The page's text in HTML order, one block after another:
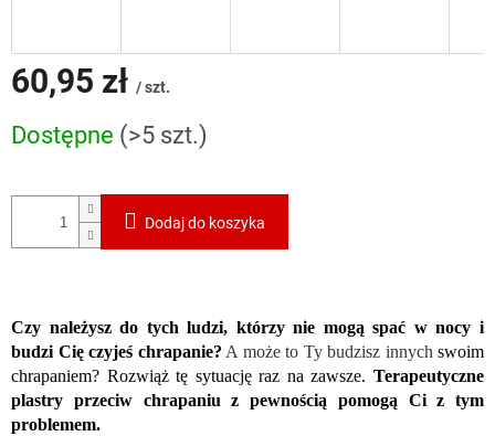
60,95 zł / szt.
jednostkowa:
Dostępne (>5 szt.)
Dodaj do koszyka
Czy należysz do tych ludzi, którzy nie mogą spać w nocy i
budzi Cię czyjeś chrapanie? A może to Ty budzisz innych swoim
chrapaniem? Rozwiąż tę sytuację raz na zawsze. Terapeutyczne
plastry przeciw chrapaniu z pewnością pomogą Ci z tym
problemem.